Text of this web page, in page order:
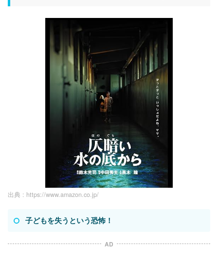
出典 : https://www.amazon.co.jp/
子どもを失うという恐怖！
AD